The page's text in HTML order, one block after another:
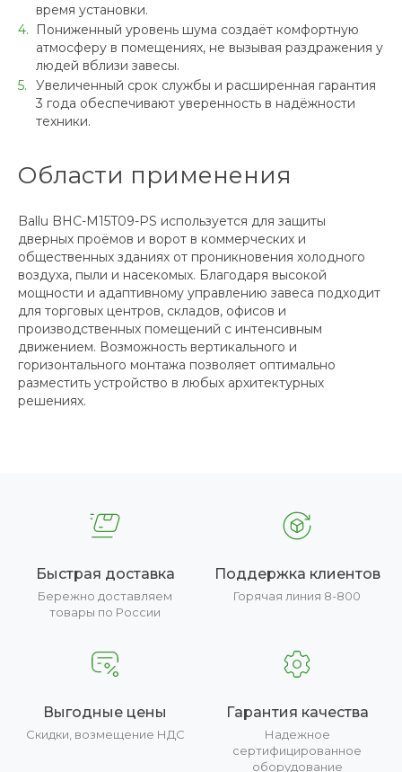
время установки.
Пониженный уровень шума создаёт комфортную
атмосферу в помещениях, не вызывая раздражения у
людей вблизи завесы.
Увеличенный срок службы и расширенная гарантия
3 года обеспечивают уверенность в надёжности
техники.
Области применения
Ballu BHC-M15T09-PS используется для защиты
дверных проёмов и ворот в коммерческих и
общественных зданиях от проникновения холодного
воздуха, пыли и насекомых. Благодаря высокой
мощности и адаптивному управлению завеса подходит
для торговых центров, складов, офисов и
производственных помещений с интенсивным
движением. Возможность вертикального и
горизонтального монтажа позволяет оптимально
разместить устройство в любых архитектурных
решениях.
Быстрая доставка
Бережно доставляем
товары по России
Поддержка клиентов
Горячая линия 8-800
Выгодные цены
Скидки, возмещение НДС
Гарантия качества
Надежное
сертифицированное
оборудование